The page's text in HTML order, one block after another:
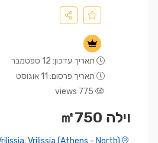
תאריך עדכון: 12 ספטמבר
תאריך פרסום: 11 אוגוסט
775 views
וילה ㎡750